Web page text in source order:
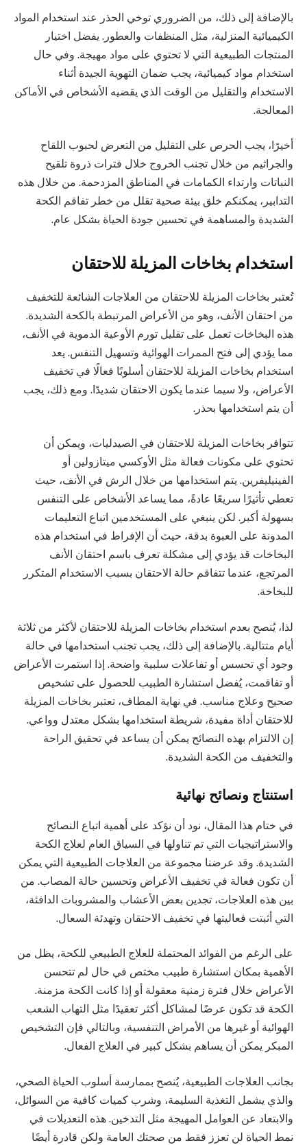
بالإضافة إلى ذلك، من الضروري توخي الحذر عند استخدام المواد
الكيميائية المنزلية، مثل المنظفات والعطور. يفضل اختيار
المنتجات الطبيعية التي لا تحتوي على مواد مهيجة. وفي حال
استخدام مواد كيميائية، يجب ضمان التهوية الجيدة أثناء
الاستخدام والتقليل من الوقت الذي يقضيه الأشخاص في الأماكن
المعالجة.
أخيرًا، يجب الحرص على التقليل من التعرض لحبوب اللقاح
والجراثيم من خلال تجنب الخروج خلال فترات ذروة تلقيح
النباتات وارتداء الكمامات في المناطق المزدحمة. من خلال هذه
التدابير، يمكنكم خلق بيئة صحية تقلل من خطر تفاقم الكحة
الشديدة والمساهمة في تحسين جودة الحياة بشكل عام.
استخدام بخاخات المزيلة للاحتقان
تُعتبر بخاخات المزيلة للاحتقان من العلاجات الشائعة للتخفيف
من احتقان الأنف، وهو من الأعراض المرتبطة بالكحة الشديدة.
هذه البخاخات تعمل على تقليل تورم الأوعية الدموية في الأنف،
مما يؤدي إلى فتح الممرات الهوائية وتسهيل التنفس. يعد
استخدام بخاخات المزيلة للاحتقان أسلوبًا فعالًا في تخفيف
الأعراض، ولا سيما عندما يكون الاحتقان شديدًا. ومع ذلك، يجب
أن يتم استخدامها بحذر.
تتوافر بخاخات المزيلة للاحتقان في الصيدليات، ويمكن أن
تحتوي على مكونات فعالة مثل الأوكسي ميتازولين أو
الفينيليفرين. يتم استخدامها من خلال الرش في الأنف، حيث
تعطي تأثيرًا سريعًا عادةً، مما يساعد الأشخاص على التنفس
بسهولة أكبر. لكن ينبغي على المستخدمين اتباع التعليمات
المدونة على العبوة بدقة، حيث أن الإفراط في استخدام هذه
البخاخات قد يؤدي إلى مشكلة تعرف باسم احتقان الأنف
المرتجع، عندما تتفاقم حالة الاحتقان بسبب الاستخدام المتكرر
للبخاخة.
لذا، يُنصح بعدم استخدام بخاخات المزيلة للاحتقان لأكثر من ثلاثة
أيام متتالية. بالإضافة إلى ذلك، يجب تجنب استخدامها في حالة
وجود أي تحسس أو تفاعلات سلبية واضحة. إذا استمرت الأعراض
أو تفاقمت، يُفضل استشارة الطبيب للحصول على تشخيص
صحيح وعلاج مناسب. في نهاية المطاف، تعتبر بخاخات المزيلة
للاحتقان أداة مفيدة، شريطة استخدامها بشكل معتدل وواعي.
إن الالتزام بهذه النصائح يمكن أن يساعد في تحقيق الراحة
والتخفيف من الكحة الشديدة.
استنتاج ونصائح نهائية
في ختام هذا المقال، نود أن نؤكد على أهمية اتباع النصائح
والاستراتيجيات التي تم تناولها في السياق العام لعلاج الكحة
الشديدة. وقد عرضنا مجموعة من العلاجات الطبيعية التي يمكن
أن تكون فعالة في تخفيف الأعراض وتحسين حالة المصاب. من
بين هذه العلاجات، تجدين بعض الأعشاب والمشروبات الدافئة،
التي أثبتت فعاليتها في تخفيف الاحتقان وتهدئة السعال.
على الرغم من الفوائد المحتملة للعلاج الطبيعي للكحة، يظل من
الأهمية بمكان استشارة طبيب مختص في حال لم تتحسن
الأعراض خلال فترة زمنية معقولة أو إذا كانت الكحة مزمنة.
الكحة قد تكون عرضًا لمشاكل أكثر تعقيدًا مثل التهاب الشعب
الهوائية أو غيرها من الأمراض التنفسية، وبالتالي فإن التشخيص
المبكر يمكن أن يساهم بشكل كبير في العلاج الفعال.
بجانب العلاجات الطبيعية، يُنصح بممارسة أسلوب الحياة الصحي،
والذي يشمل التغذية السليمة، وشرب كميات كافية من السوائل،
والابتعاد عن العوامل المهيجة مثل التدخين. هذه التعديلات في
نمط الحياة لن تعزز فقط من صحتك العامة ولكن قادرة أيضًا